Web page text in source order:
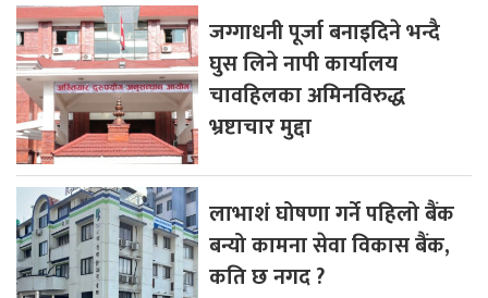
जग्गाधनी पूर्जा बनाइदिने भन्दै
घुस लिने नापी कार्यालय
चावहिलका अमिनविरुद्ध
भ्रष्टाचार मुद्दा
लाभाशं घोषणा गर्ने पहिलो बैंक
बन्यो कामना सेवा विकास बैंक,
कति छ नगद ?